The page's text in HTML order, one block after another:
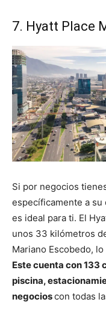
7. Hyatt Place
Si por negocios
específicamente a su
es ideal para ti. El
unos 33 kilómetros
Mariano Escobedo,
Este cuenta con 133
piscina,
negocioscon todas